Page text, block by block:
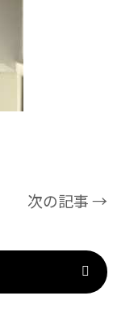
次の記事 →